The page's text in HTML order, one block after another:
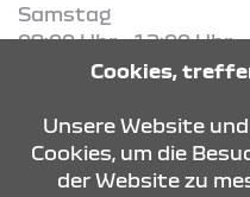
Samstag
09:00 Uhr - 12:00 Uhr
KONTAKT & ANFAHRT
Cookies,
Unsere Website
Cookies, um die
der Website zu